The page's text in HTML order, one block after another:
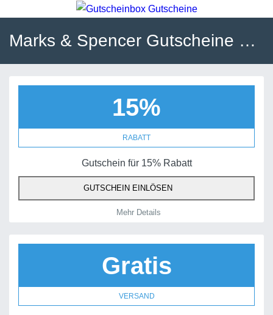
15%
RABATT
Gutschein für 15% Rabatt
GUTSCHEIN EINLÖSEN
Mehr Details
Gratis
VERSAND